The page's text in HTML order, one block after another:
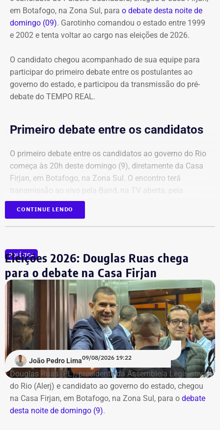
em Botafogo, na Zona Sul, para o debate desta noite de
domingo (09). Garotinho comandou o estado entre 1999
e 2002 e tenta voltar ao cargo nas eleições de 2026.
O candidato chegou acompanhado de sua equipe para
participar do primeiro debate entre os postulantes ao
governo do estado, e participou da transmissão do pré-
debate do TEMPO REAL.
Primeiro debate entre os candidatos
O primeiro debate entre os candidatos ao governo do Rio
começa às 20h deste domingo (9), diretamente da Casa
Firjan, em Botafogo, na Zona Sul. O encontro terá
transmissão ao vivo pela Band, na TV aberta, pela
BandNews FM Rio (90.3 FM) e pelo
Garotinho (Republicanos), Douglas Ruas (PL) e Willian
Siri (PSOL). O candidato Eduardo Paes (PSD) informou
na noite anterior que não iria comparecer.
O público também poderá acompanhar a cobertura
especial do TEMPO REAL pelo Instagram do portal, com
transmissão e atualizações nos Stories. Estamos ao vivo
com o pré-debate desde às 19h.Acompanhe pelo link.
CONTINUE LENDO
POLÍTICA
Eleições 2026: Douglas Ruas chega
para o debate na Casa Firjan
João Pedro Lima09/08/2026 19:22
Douglas Ruas (PL), presidente da Assembleia Legislativa
do Rio (Alerj) e candidato ao governo do estado, chegou
na Casa Firjan, em Botafogo, na Zona Sul, para o debate
desta noite de domingo (9).